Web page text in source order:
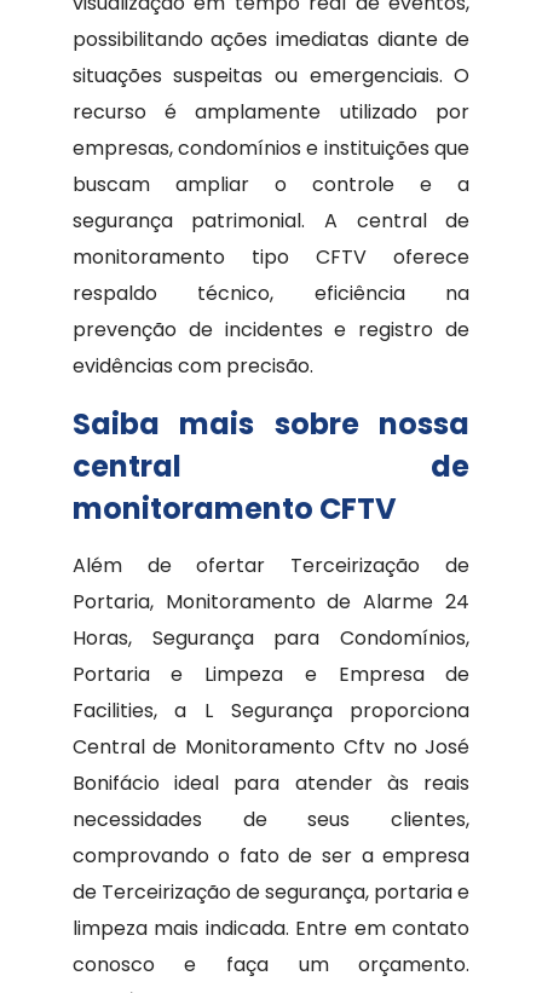
possibilitando ações imediatas diante de
situações suspeitas ou emergenciais. O
recurso é amplamente utilizado por
empresas, condomínios e instituições que
buscam ampliar o controle e a
segurança patrimonial. A central de
monitoramento tipo CFTV oferece
respaldo técnico, eficiência na
prevenção de incidentes e registro de
evidências com precisão.
Saiba mais sobre nossa
central de
monitoramento CFTV
Além de ofertar Terceirização de
Portaria, Monitoramento de Alarme 24
Horas, Segurança para Condomínios,
Portaria e Limpeza e Empresa de
Facilities, a L Segurança proporciona
Central de Monitoramento Cftv no José
Bonifácio ideal para atender às reais
necessidades de seus clientes,
comprovando o fato de ser a empresa
de Terceirização de segurança, portaria e
limpeza mais indicada. Entre em contato
conosco e faça um orçamento.